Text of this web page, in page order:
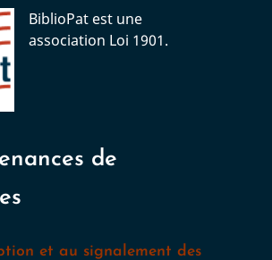
BiblioPat est une
association Loi 1901.
de
et au signalement des